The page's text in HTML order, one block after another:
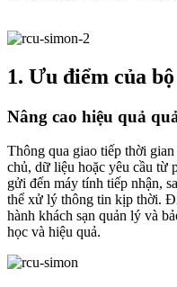
1. Ưu điểm của
Nâng cao hiệu quả
Thông qua giao tiếp thời
chủ, dữ liệu hoặc yêu cầu từ
gửi đến máy tính tiếp nhận,
thể xử lý thông tin kịp thời.
hành khách sạn quản lý và
học và hiệu quả.